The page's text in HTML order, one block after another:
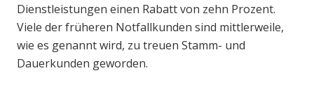
Dienstleistungen einen Rabatt von zehn Prozent.
Viele der früheren Notfallkunden sind mittlerweile,
wie es genannt wird, zu treuen Stamm- und
Dauerkunden geworden.